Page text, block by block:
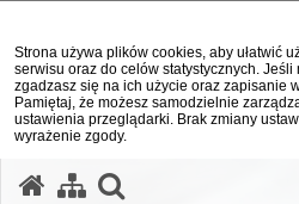
Strona używa plików cookies, aby ułatwić
serwisu oraz do celów statystycznych.
zgadzasz się na ich użycie oraz zapisanie
Pamiętaj, że możesz samodzielnie
ustawienia przeglądarki. Brak zmiany
wyrażenie zgody.